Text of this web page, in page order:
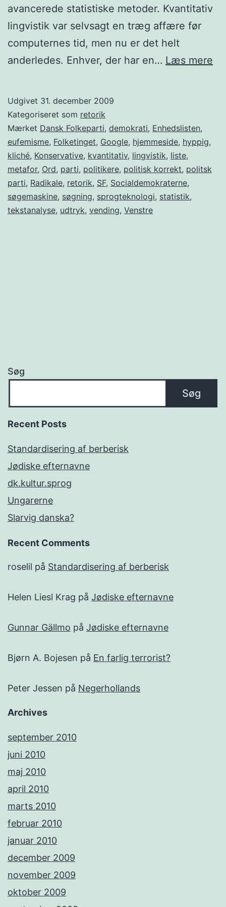
avancerede statistiske metoder. Kvantitativ
lingvistik var selvsagt en træg affære før
computernes tid, men nu er det helt
anderledes. Enhver, der har en… Læs mere
Udgivet 31. december 2009
Kategoriseret som retorik
Mærket Dansk Folkeparti, demokrati, Enhedslisten,
eufemisme, Folketinget, Google, hjemmeside, hyppig,
kliché, Konservative, kvantitativ, lingvistik, liste,
metafor, Ord, parti, politikere, politisk korrekt, politsk
parti, Radikale, retorik, SF, Socialdemokraterne,
søgemaskine, søgning, sprogteknologi, statistik,
tekstanalyse, udtryk, vending, Venstre
Søg
Søg
Recent Posts
Standardisering af berberisk
Jødiske efternavne
dk.kultur.sprog
Ungarerne
Slarvig danska?
Recent Comments
roselil på Standardisering af berberisk
Helen Liesl Krag på Jødiske efternavne
Gunnar Gällmo på Jødiske efternavne
Bjørn A. Bojesen på En farlig terrorist?
Peter Jessen på Negerhollands
Archives
september 2010
juni 2010
maj 2010
april 2010
marts 2010
februar 2010
januar 2010
december 2009
november 2009
oktober 2009